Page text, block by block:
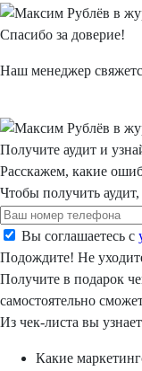
Спасибо за доверие!
Наш менеджер
Получите аудит и
Расскажем, какие
Чтобы получить
Вы соглашаетесь с
Подождите! Не
Получите в подарок
самостоятельно
Из чек-листа вы
Какие